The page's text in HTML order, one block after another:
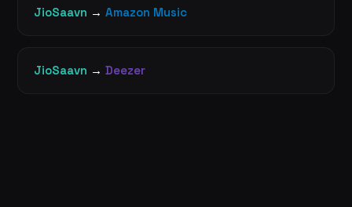
JioSaavn → Amazon Music
JioSaavn → Deezer